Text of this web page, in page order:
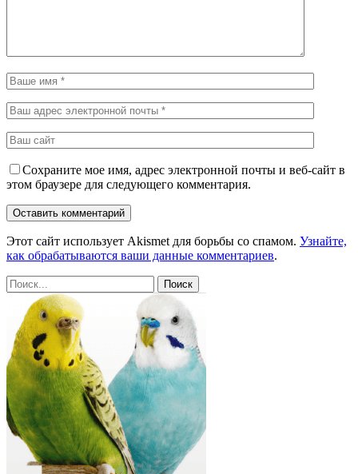
Сохраните мое имя, адрес электронной почты и веб-сайт в
этом браузере для следующего комментария.
Этот сайт использует Akismet для борьбы со спамом. Узнайте,
как обрабатываются ваши данные комментариев.